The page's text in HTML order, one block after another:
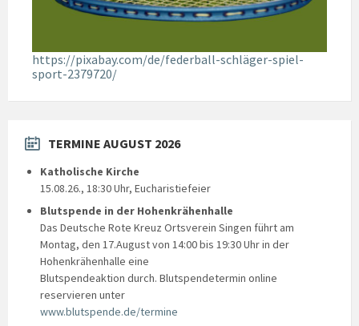
https://pixabay.com/de/federball-schläger-spiel-
sport-2379720/
TERMINE AUGUST 2026
Katholische Kirche
15.08.26., 18:30 Uhr, Eucharistiefeier
Blutspende in der Hohenkrähenhalle
Das Deutsche Rote Kreuz Ortsverein Singen führt am
Montag, den 17.August von 14:00 bis 19:30 Uhr in der
Hohenkrähenhalle eine
Blutspendeaktion durch. Blutspendetermin online
reservieren unter
www.blutspende.de/termine